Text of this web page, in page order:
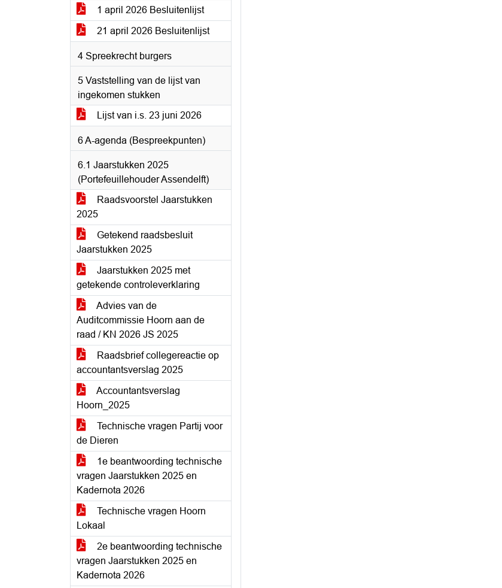
1 april 2026 Besluitenlijst
21 april 2026 Besluitenlijst
4 Spreekrecht burgers
5 Vaststelling van de lijst van
ingekomen stukken
Lijst van i.s. 23 juni 2026
6 A-agenda (Bespreekpunten)
6.1 Jaarstukken 2025
(Portefeuillehouder Assendelft)
Raadsvoorstel Jaarstukken
2025
Getekend raadsbesluit
Jaarstukken 2025
Jaarstukken 2025 met
getekende controleverklaring
Advies van de
Auditcommissie Hoorn aan de
raad / KN 2026 JS 2025
Raadsbrief collegereactie op
accountantsverslag 2025
Accountantsverslag
Hoorn_2025
Technische vragen Partij voor
de Dieren
1e beantwoording technische
vragen Jaarstukken 2025 en
Kadernota 2026
Technische vragen Hoorn
Lokaal
2e beantwoording technische
vragen Jaarstukken 2025 en
Kadernota 2026